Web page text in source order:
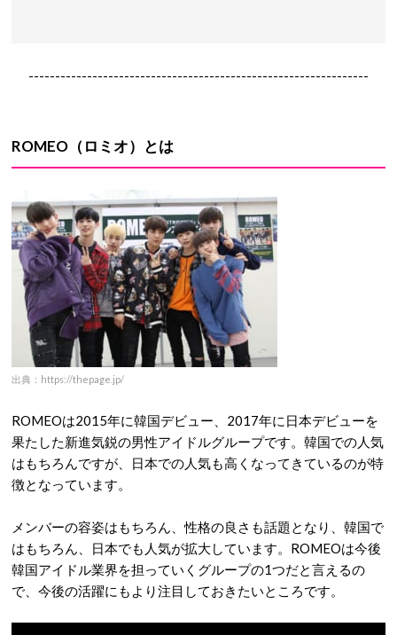
----------------------------------------------------------------
ROMEO （ロミオ）とは
出典：https://thepage.jp/
ROMEOは2015年に韓国デビュー、2017年に日本デビューを
果たした新進気鋭の男性アイドルグループです。韓国での人気
はもちろんですが、日本での人気も高くなってきているのが特
徴となっています。
メンバーの容姿はもちろん、性格の良さも話題となり、韓国で
はもちろん、日本でも人気が拡大しています。ROMEOは今後
韓国アイドル業界を担っていくグループの1つだと言えるの
で、今後の活躍にもより注目しておきたいところです。